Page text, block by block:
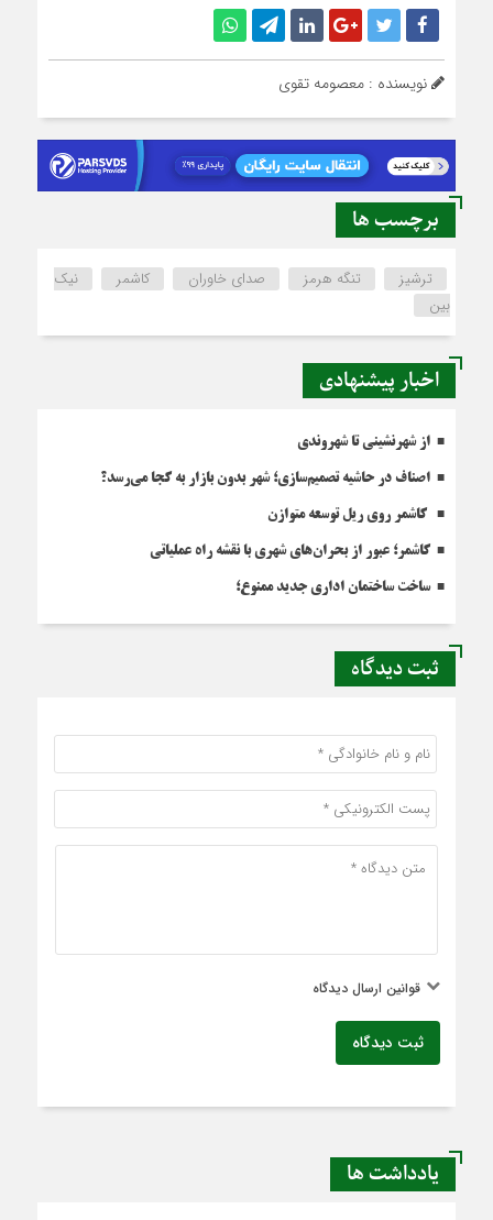
نویسنده : معصومه تقوی
برچسب ها
ترشیز تنگه هرمز صدای خاوران کاشمر
نیک
بین
اخبار پیشنهادی
از شهرنشینی تا شهروندی
اصناف در حاشیه تصمیم‌سازی؛ شهر بدون بازار به کجا می‌رسد؟
کاشمر روی ریل توسعه متوازن
کاشمر؛ عبور از بحران‌های شهری با نقشه راه عملیاتی
ساخت ساختمان اداری جدید ممنوع؛
ثبت دیدگاه
قوانین ارسال دیدگاه
ثبت دیدگاه
یادداشت ها